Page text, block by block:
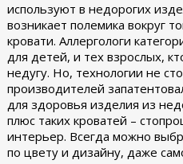
используют в недорогих
возникает полемика вокруг
кровати. Аллергологи
для детей, и тех взрослых,
недугу. Но, технологии не
производителей
для здоровья изделия из
плюс таких кроватей –
интерьер. Всегда можно
по цвету и дизайну, даже